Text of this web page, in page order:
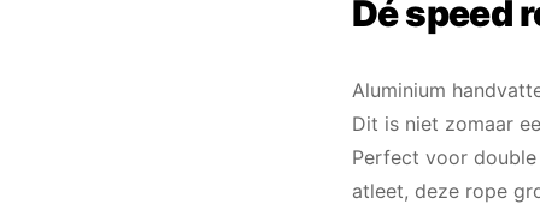
Dé speed
Aluminium
Dit is niet zomaar
Perfect voor
atleet, deze rope